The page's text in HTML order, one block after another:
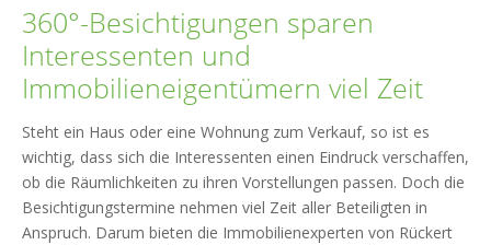
360°-Besichtigungen sparen
Interessenten und
Immobilieneigentümern viel Zeit
Steht ein Haus oder eine Wohnung zum Verkauf, so ist es
wichtig, dass sich die Interessenten einen Eindruck verschaffen,
ob die Räumlichkeiten zu ihren Vorstellungen passen. Doch die
Besichtigungstermine nehmen viel Zeit aller Beteiligten in
Anspruch. Darum bieten die Immobilienexperten von Rückert